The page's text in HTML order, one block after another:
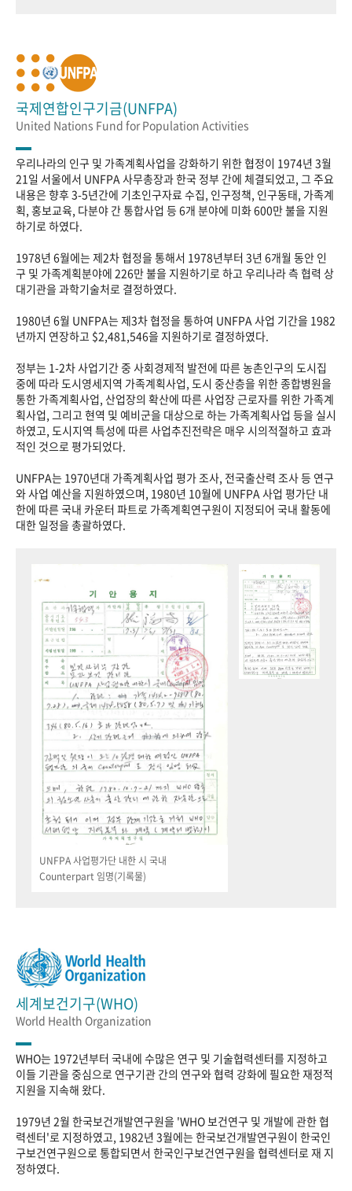
국제연합인구기금(UNFPA)
United Nations Fund for Population Activities
우리나라의 인구 및 가족계획사업을 강화하기 위한 협정이 1974년 3월
21일 서울에서 UNFPA 사무총장과 한국 정부 간에 체결되었고, 그 주요
내용은 향후 3-5년간에 기초인구자료 수집, 인구정책, 인구동태, 가족계
획, 홍보교육, 다분야 간 통합사업 등 6개 분야에 미화 600만 불을 지원
하기로 하였다.
1978년 6월에는 제2차 협정을 통해서 1978년부터 3년 6개월 동안 인
구 및 가족계획분야에 226만 불을 지원하기로 하고 우리나라 측 협력 상
대기관을 과학기술처로 결정하였다.
1980년 6월 UNFPA는 제3차 협정을 통하여 UNFPA 사업 기간을 1982
년까지 연장하고 $2,481,546을 지원하기로 결정하였다.
정부는 1-2차 사업기간 중 사회경제적 발전에 따른 농촌인구의 도시집
중에 따라 도시영세지역 가족계획사업, 도시 중산층을 위한 종합병원을
통한 가족계획사업, 산업장의 확산에 따른 사업장 근로자를 위한 가족계
획사업, 그리고 현역 및 예비군을 대상으로 하는 가족계획사업 등을 실시
하였고, 도시지역 특성에 따른 사업추진전략은 매우 시의적절하고 효과
적인 것으로 평가되었다.
UNFPA는 1970년대 가족계획사업 평가 조사, 전국출산력 조사 등 연구
와 사업 예산을 지원하였으며, 1980년 10월에 UNFPA 사업 평가단 내
한에 따른 국내 카운터 파트로 가족계획연구원이 지정되어 국내 활동에
대한 일정을 총괄하였다.
UNFPA 사업평가단 내한 시 국내
Counterpart 임명(기록물)
세계보건기구(WHO)
World Health Organization
WHO는 1972년부터 국내에 수많은 연구 및 기술협력센터를 지정하고
이들 기관을 중심으로 연구기관 간의 연구와 협력 강화에 필요한 재정적
지원을 지속해 왔다.
1979년 2월 한국보건개발연구원을 'WHO 보건연구 및 개발에 관한 협
력센터'로 지정하였고, 1982년 3월에는 한국보건개발연구원이 한국인
구보건연구원으로 통합되면서 한국인구보건연구원을 협력센터로 재 지
정하였다.